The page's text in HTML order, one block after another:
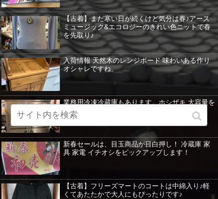
【古着】まだ寒い日が続くけど気分は春♪アース
ミュージック&エコロジーのきれい色ニットで春
を先取り♪
入荷情報 天然木のレンジボード 味わいある作り
オシャレですね。
業務用冷凍冷蔵庫もあります。ホシザキ 大容量を
紹介 暖房器具など特価！
新春セールは、目玉商品が目白押し！ 冷蔵庫 家
具 家電 イチオシをピックアップします！
【古着】フリーズマートのコートは中綿入り♪軽
くてあたたかで大人にもぴったりです♪